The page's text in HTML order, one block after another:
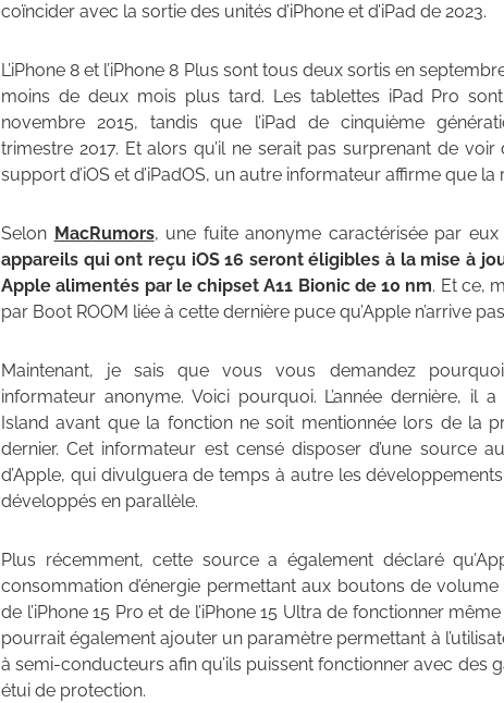
coïncider avec la sortie des unités d’iPhone et d’iPad de 2023.
L’iPhone 8 et l’iPhone 8 Plus sont tous deux sortis en
moins de deux mois plus tard. Les tablettes iPad Pro
novembre 2015, tandis que l’iPad de cinquième
trimestre 2017. Et alors qu’il ne serait pas surprenant de
support d’iOS et d’iPadOS, un autre informateur affirme que la
Selon MacRumors, une fuite anonyme caractérisée par
appareils qui ont reçu iOS 16 seront éligibles à la mise à
Apple alimentés par le chipset A11 Bionic de 10 nm. Et ce,
par Boot ROOM liée à cette dernière puce qu’Apple n’arrive
Maintenant, je sais que vous vous demandez
informateur anonyme. Voici pourquoi. L’année dernière, il
Island avant que la fonction ne soit mentionnée lors de la
dernier. Cet informateur est censé disposer d’une source
d’Apple, qui divulguera de temps à autre les
développés en parallèle.
Plus récemment, cette source a également déclaré
consommation d’énergie permettant aux boutons de
de l’iPhone 15 Pro et de l’iPhone 15 Ultra de fonctionner
pourrait également ajouter un paramètre permettant à
à semi-conducteurs afin qu’ils puissent fonctionner avec des
étui de protection.